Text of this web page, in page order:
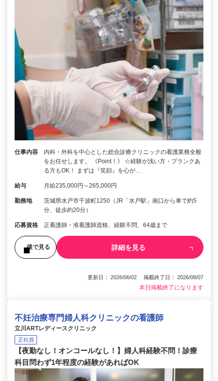
仕事内容
内科・外科を中心とした総合診療クリニックの看護業務全般
をお任せします。 《Point！》 ☆経験が浅い方・ブランクあ
る方もOK！ まずは『笑顔』を心が…
給与 月給235,000円～265,000円
勤務地
茨城県水戸市千波町1250（JR「水戸駅」南口から車で約5
分、徒歩約20分）
応募資格 正看護師・准看護師資格、経験不問、64歳まで
後で見る 詳細を見る
更新日： 2026/06/02 掲載終了日： 2026/08/07
本日掲載終了になります
不妊治療専門婦人科クリニックの看護師
立川ARTレディースクリニック
正社員
【夜勤なし！オンコールなし！】婦人科経験不問！診療
科目問わず1年程度の経験があればOK